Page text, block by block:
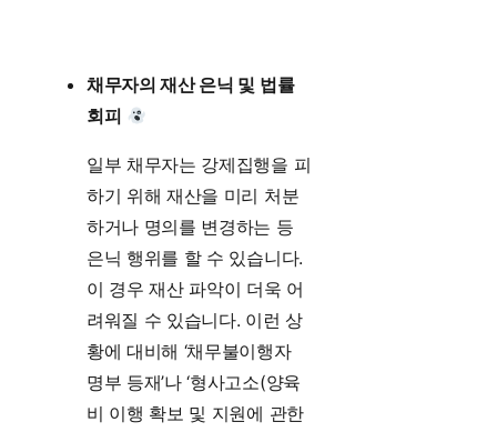
채무자의 재산 은닉 및 법률
회피
일부 채무자는 강제집행을 피
하기 위해 재산을 미리 처분
하거나 명의를 변경하는 등
은닉 행위를 할 수 있습니다.
이 경우 재산 파악이 더욱 어
려워질 수 있습니다. 이런 상
황에 대비해 ‘채무불이행자
명부 등재’나 ‘형사고소(양육
비 이행 확보 및 지원에 관한